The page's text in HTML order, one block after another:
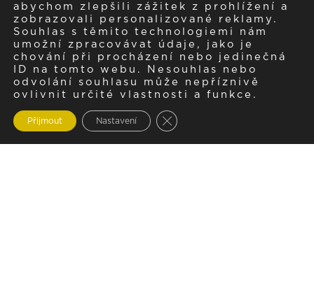
abychom zlepšili zážitek z prohlížení a
zobrazovali personalizované reklamy.
Souhlas s těmito technologiemi nám
umožní zpracovávat údaje, jako je
chování při procházení nebo jedinečná
ID na tomto webu. Nesouhlas nebo
odvolání souhlasu může nepříznivě
ovlivnit určité vlastnosti a funkce.
Přijmout Nastavení Zavřít cookie lištu GDPR